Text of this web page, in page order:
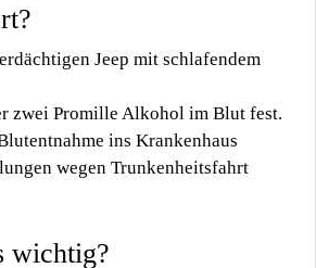
Jeep mit schlafendem
zwei Promille Alkohol im Blut fest.
ins Krankenhaus
wegen Trunkenheitsfahrt
wichtig?